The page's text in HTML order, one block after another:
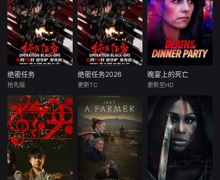
绝密任务
于文文
首部女子反恐特战
队电影，面对恐怖
主义恶势力，“最飒
女子反恐特战队”临
危受命，精英队长
陈梓静（于文文
饰）率队员金凤
绝密任务
抢先版
刘屹宸
首部女子反恐特战
队电影，面对恐怖
主义恶势力，“最飒
女子反恐特战队”临
危受命，精英队长
陈梓静（于文文
饰）率队员金凤
绝密任务2026
更新TC
晚宴上的死亡
Lidstone
卡梅伦·布罗德
一名心理学明星学
生在一次教师派对
上死亡后，安德莉
亚·吉布斯和她的儿
子伊桑被卷入了著
名教授艾伦·杰克逊
晚宴上的死亡
更新至HD